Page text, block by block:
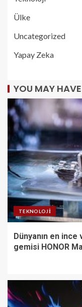
Ülke
Uncategorized
Yapay Zeka
YOU MAY
TEKNOLOJI
Dünyanın en
gemisi HONOR